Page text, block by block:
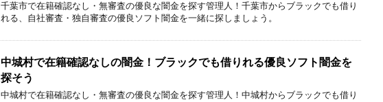
千葉市で在籍確認なし・無審査の優良な闇金を探す管理人！千葉市からブラックでも借り
れる、自社審査・独自審査の優良ソフト闇金を一緒に探しましょう。
中城村で在籍確認なしの闇金！ブラックでも借りれる優良ソフト闇金を
探そう
中城村で在籍確認なし・無審査の優良な闇金を探す管理人！中城村からブラックでも借り